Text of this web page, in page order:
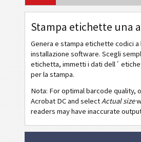
VW
Volkswagen GTL
GM
General Motors
CAT
Caterpillar
GS1
Etichette GS1
O
Odette
Stampa etichette una
Genera e stampa etichette codici
installazione software. Scegli
etichetta, immetti i dati dell´
per la stampa.
Nota: For optimal barcode quality,
Acrobat DC and selectActual size
readers may have inaccurate